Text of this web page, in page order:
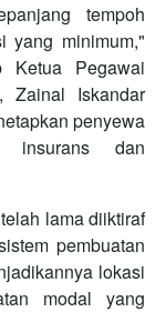
tempoh
yang minimum,"
Ketua Pegawai
Zainal Iskandar
penyewa
insurans dan
lama diiktiraf
pembuatan
lokasi
modal yang